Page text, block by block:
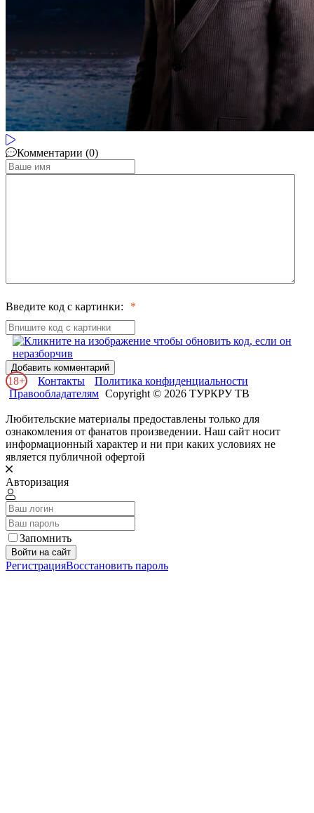
Комментарии (0)
Введите код с картинки:
Добавить комментарий
18+ Контакты
Политика конфиденциальности
Правообладателям Copyright © 2026 ТУРКРУ ТВ
Любительские материалы предоставлены только для
ознакомления от фанатов произведении. Наш сайт носит
информационный характер и ни при каких условиях не
является публичной офертой
Авторизация
Запомнить
Войти на сайт
РегистрацияВосстановить пароль